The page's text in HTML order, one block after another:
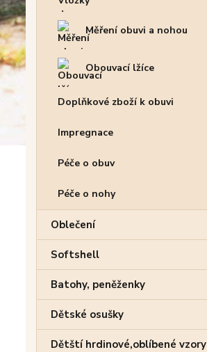
Měření obuvi a nohou
Obouvací lžíce
Doplňkové zboží k obuvi
Impregnace
Péče o obuv
Péče o nohy
Oblečení
Softshell
Batohy, peněženky
Dětské osušky
Dětští hrdinové,oblíbené vzory